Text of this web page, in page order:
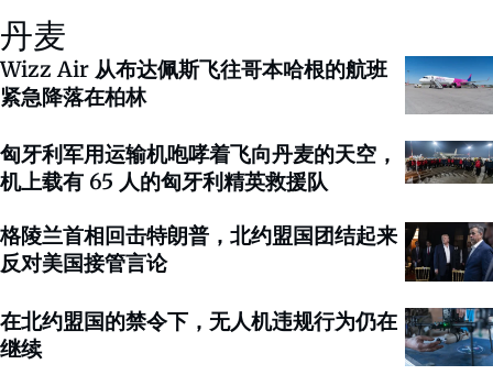
丹麦
Wizz Air 从布达佩斯飞往哥本哈根的航班
紧急降落在柏林
匈牙利军用运输机咆哮着飞向丹麦的天空，
机上载有 65 人的匈牙利精英救援队
格陵兰首相回击特朗普，北约盟国团结起来
反对美国接管言论
在北约盟国的禁令下，无人机违规行为仍在
继续